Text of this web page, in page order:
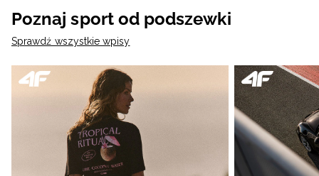
Poznaj sport od podszewki
Sprawdź wszystkie wpisy